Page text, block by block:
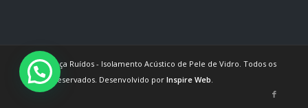
2024 © Caça Ruídos - Isolamento Acústico de Pele de Vidro. Todos os
direitos reservados. Desenvolvido por Inspire Web